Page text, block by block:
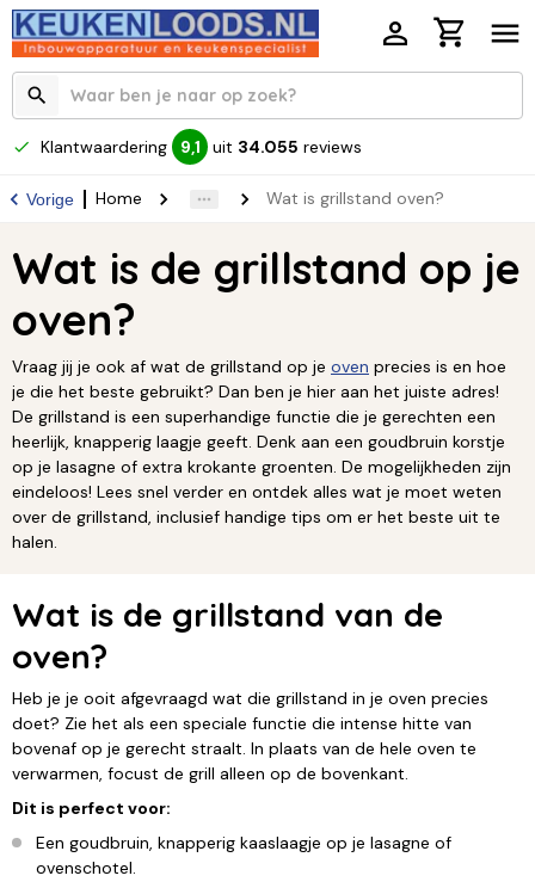
Klantwaardering 9,1 uit 34.055 reviews
Vorige Home Wat is grillstand oven?
Wat is de grillstand op je
oven?
Vraag jij je ook af wat de grillstand op je oven precies is en hoe
je die het beste gebruikt? Dan ben je hier aan het juiste adres!
De grillstand is een superhandige functie die je gerechten een
heerlijk, knapperig laagje geeft. Denk aan een goudbruin korstje
op je lasagne of extra krokante groenten. De mogelijkheden zijn
eindeloos! Lees snel verder en ontdek alles wat je moet weten
over de grillstand, inclusief handige tips om er het beste uit te
halen.
Wat is de grillstand van de
oven?
Heb je je ooit afgevraagd wat die grillstand in je oven precies
doet? Zie het als een speciale functie die intense hitte van
bovenaf op je gerecht straalt. In plaats van de hele oven te
verwarmen, focust de grill alleen op de bovenkant.
Dit is perfect voor:
Een goudbruin, knapperig kaaslaagje op je lasagne of
ovenschotel.